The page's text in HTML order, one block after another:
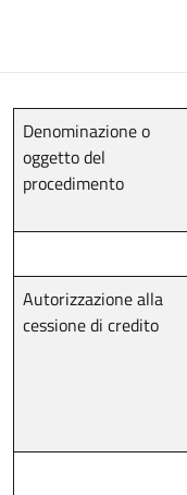
Denominazione o
oggetto del
procedimento
Autorizzazione alla
cessione di credito